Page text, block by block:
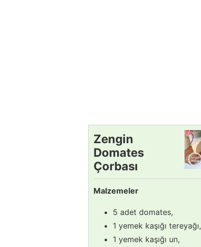
Zengin
Domates
Çorbası
Tarifi
Malzemeler
5 adet domates,
1 yemek kaşığı tereyağı,
1 yemek kaşığı un,